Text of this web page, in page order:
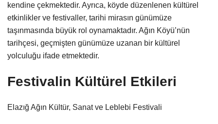
kendine çekmektedir. Ayrıca, köyde düzenlenen kültürel
etkinlikler ve festivaller, tarihi mirasın günümüze
taşınmasında büyük rol oynamaktadır. Ağın Köyü’nün
tarihçesi, geçmişten günümüze uzanan bir kültürel
yolculuğu ifade etmektedir.
Festivalin Kültürel Etkileri
Elazığ Ağın Kültür, Sanat ve Leblebi Festivali